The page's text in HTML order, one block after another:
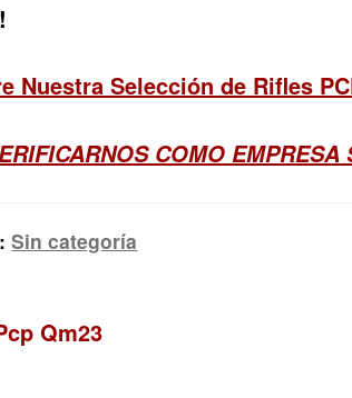
Nuestra Selección de Rifles
COMO EMPRESA
Sin categoría
Qm23